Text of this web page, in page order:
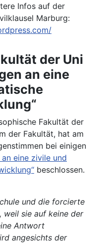
Infos auf der
Marburg:
der Uni
an eine
Fakultät der
der Fakultät, hat am
bei einigen
eine zivile und
beschlossen.
und die forcierte
weil sie auf keine der
Antwort
angesichts der